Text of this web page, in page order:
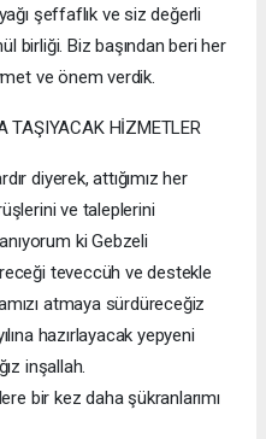
şeffaflık ve siz değerli
birliği. Biz başından beri her
ve önem verdik.
TAŞIYACAK HİZMETLER
diyerek, attığımız her
ve taleplerini
ki Gebzeli
teveccüh ve destekle
atmaya sürdüreceğiz
hazırlayacak yepyeni
inşallah.
bir kez daha şükranlarımı